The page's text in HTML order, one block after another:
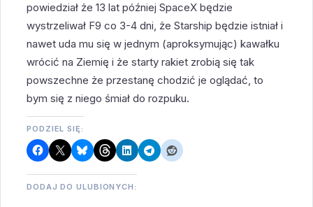
powiedział że 13 lat później SpaceX będzie
wystrzeliwał F9 co 3-4 dni, że Starship będzie istniał i
nawet uda mu się w jednym (aproksymując) kawałku
wrócić na Ziemię i że starty rakiet zrobią się tak
powszechne że przestanę chodzić je oglądać, to
bym się z niego śmiał do rozpuku.
PODZIEL SIĘ:
DODAJ DO ULUBIONYCH: